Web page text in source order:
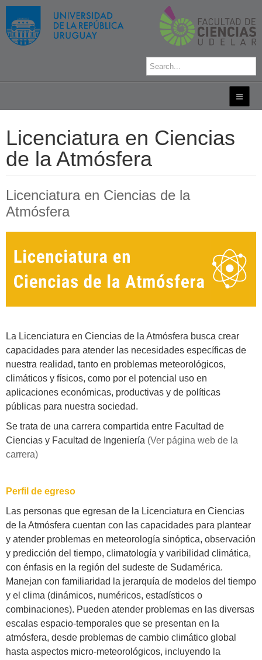
Licenciatura en Ciencias
de la Atmósfera
Licenciatura en Ciencias de la
Atmósfera
La Licenciatura en Ciencias de la Atmósfera busca crear
capacidades para atender las necesidades específicas de
nuestra realidad, tanto en problemas meteorológicos,
climáticos y físicos, como por el potencial uso en
aplicaciones económicas, productivas y de políticas
públicas para nuestra sociedad.
Se trata de una carrera compartida entre Facultad de
Ciencias y Facultad de Ingeniería (Ver página web de la
carrera)
Perfil de egreso
Las personas que egresan de la Licenciatura en Ciencias
de la Atmósfera cuentan con las capacidades para plantear
y atender problemas en meteorología sinóptica, observación
y predicción del tiempo, climatología y varibilidad climática,
con énfasis en la región del sudeste de Sudamérica.
Manejan con familiaridad la jerarquía de modelos del tiempo
y el clima (dinámicos, numéricos, estadísticos o
combinaciones). Pueden atender problemas en las diversas
escalas espacio-temporales que se presentan en la
atmósfera, desde problemas de cambio climático global
hasta aspectos micro-meteorológicos, incluyendo la